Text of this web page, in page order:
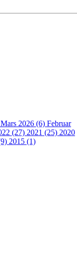
Mars 2026 (6) Februar
(27) 2021 (25) 2020
2015 (1)